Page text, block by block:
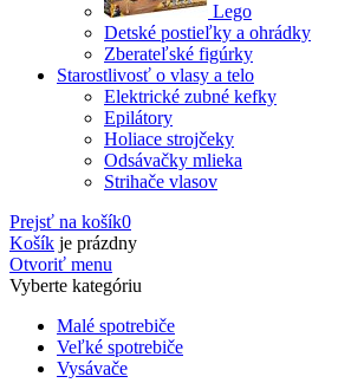
Lego
Detské postieľky a ohrádky
Zberateľské figúrky
Starostlivosť o vlasy a telo
Elektrické zubné kefky
Epilátory
Holiace strojčeky
Odsávačky mlieka
Strihače vlasov
Prejsť na košík0
Košík je prázdny
Otvoriť menu
Vyberte kategóriu
Malé spotrebiče
Veľké spotrebiče
Vysávače